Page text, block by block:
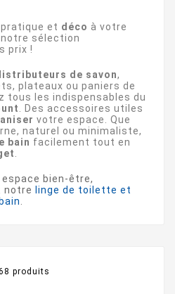
et déco à votre
sélection
prix !
de savon,
plateaux ou paniers de
tous les indispensables du
. Des accessoires utiles
votre espace. Que
naturel ou minimaliste,
bain facilement tout en
bien-être,
notre
linge de toilette et
produits